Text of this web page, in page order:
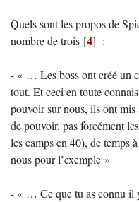
Quels sont les propos de
nombre de trois [4] :
- « … Les boss ont créé un
tout. Et ceci en toute
pouvoir sur nous, ils ont mis
de pouvoir, pas forcément
les camps en 40), de temps
nous pour l’exemple »
- « … Ce que tu as connu il